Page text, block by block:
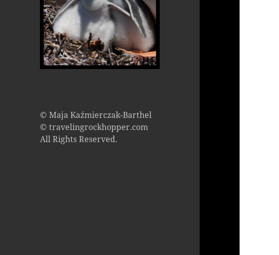
© Maja Kaźmierczak-Barthel
© travelingrockhopper.com
All Rights Reserved.